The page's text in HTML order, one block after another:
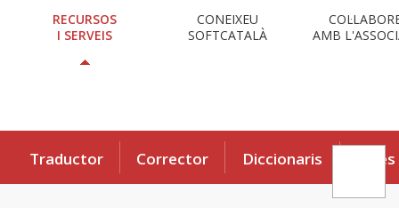
RECURSOS
I SERVEIS
CONEIXEU
SOFTCATALÀ
AMB
Traductor Corrector Diccionaris Eines